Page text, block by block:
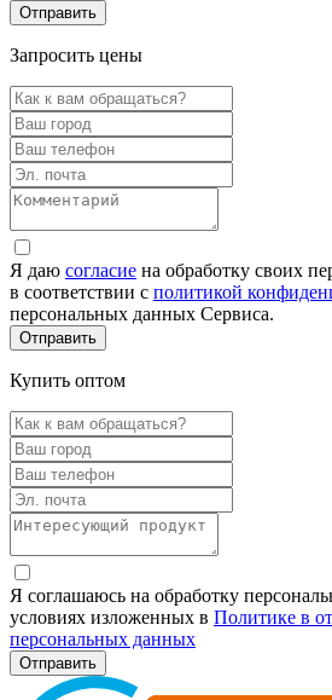
Запросить цены
Я даю согласие на обработку своих
в соответствии с политикой
персональных данных Сервиса.
Купить оптом
Я соглашаюсь на обработку
условиях изложенных в Политике в
персональных данных